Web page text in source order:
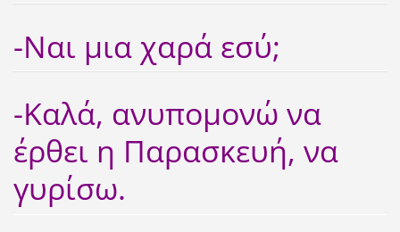
-Ναι μια χαρά εσύ;
-Καλά, ανυπομονώ να
έρθει η Παρασκευή, να
γυρίσω.